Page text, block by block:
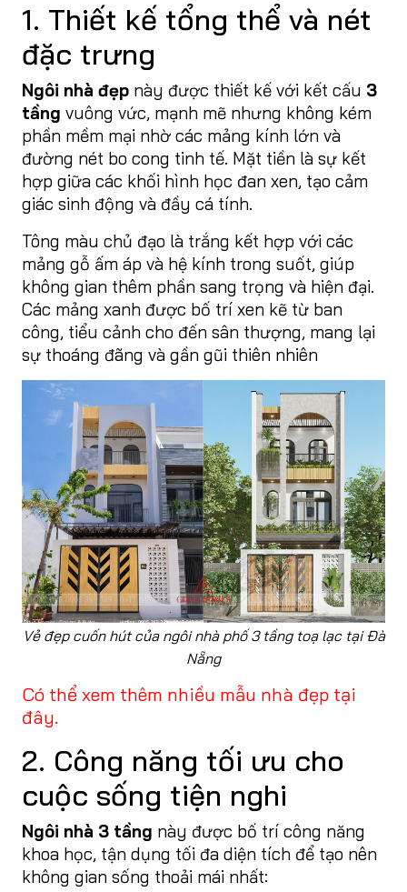
1. Thiết kế tổng thể và nét
đặc trưng
Ngôi nhà đẹp này được thiết kế với kết cấu 3
tầng vuông vức, mạnh mẽ nhưng không kém
phần mềm mại nhờ các mảng kính lớn và
đường nét bo cong tinh tế. Mặt tiền là sự kết
hợp giữa các khối hình học đan xen, tạo cảm
giác sinh động và đầy cá tính.
Tông màu chủ đạo là trắng kết hợp với các
mảng gỗ ấm áp và hệ kính trong suốt, giúp
không gian thêm phần sang trọng và hiện đại.
Các mảng xanh được bố trí xen kẽ từ ban
công, tiểu cảnh cho đến sân thượng, mang lại
sự thoáng đãng và gần gũi thiên nhiên
Vẻ đẹp cuốn hút của ngôi nhà phố 3 tầng toạ lạc tại Đà
Nẵng
Có thể xem thêm nhiều mẫu nhà đẹp tại
đây.
2. Công năng tối ưu cho
cuộc sống tiện nghi
Ngôi nhà 3 tầng này được bố trí công năng
khoa học, tận dụng tối đa diện tích để tạo nên
không gian sống thoải mái nhất: